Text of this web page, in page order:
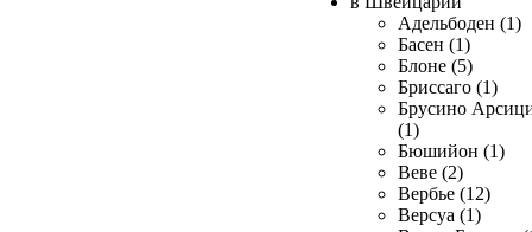
Адельбоден (1)
Басен (1)
Блоне (5)
Бриссаго (1)
Брусино
(1)
Бюшийон (1)
Веве (2)
Вербье (12)
Версуа (1)